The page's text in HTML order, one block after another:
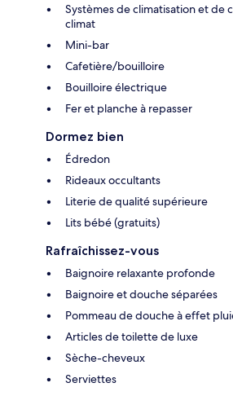
Systèmes de climatisation et de
climat
Mini-bar
Cafetière/bouilloire
Bouilloire électrique
Fer et planche à repasser
Dormez bien
Édredon
Rideaux occultants
Literie de qualité supérieure
Lits bébé (gratuits)
Rafraîchissez-vous
Baignoire relaxante profonde
Baignoire et douche séparées
Pommeau de douche à effet
Articles de toilette de luxe
Sèche-cheveux
Serviettes